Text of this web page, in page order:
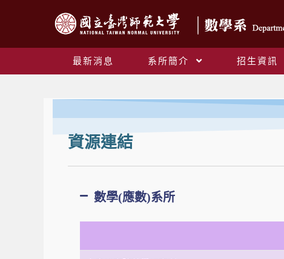
最新消息 系所簡介 招生資訊
資源連結
數學(應數)系所